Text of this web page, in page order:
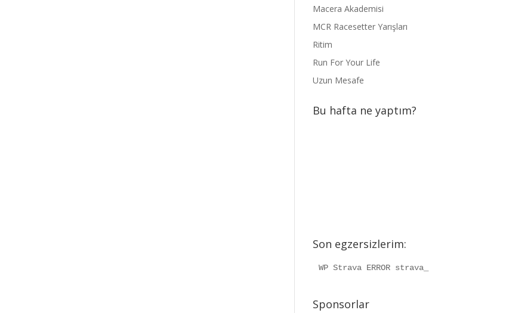
Macera Akademisi
MCR Racesetter Yarışları
Ritim
Run For Your Life
Uzun Mesafe
Bu hafta ne yaptım?
Son egzersizlerim:
WP Strava ERROR strava_info should
Sponsorlar